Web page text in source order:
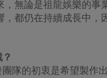
無論是祖龍娛樂的事
，都仍在持續成長中
隊的初衷是希望製作